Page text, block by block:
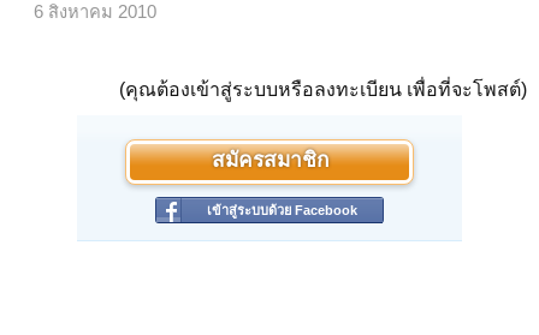
6 สิงหาคม 2010
(คุณต้องเข้าสู่ระบบหรือลงทะเบียน เพื่อที่จะโพสต์)
สมัครสมาชิก
เข้าสู่ระบบด้วย Facebook